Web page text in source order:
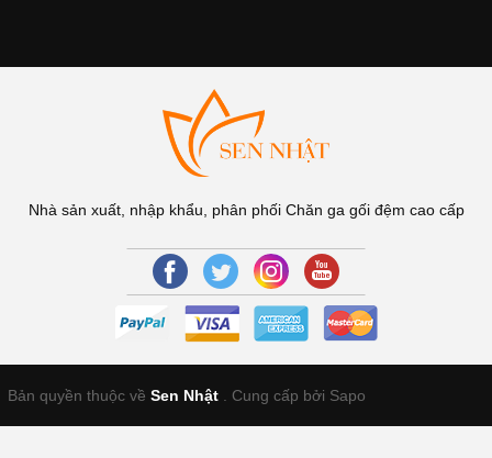
Nhà sản xuất, nhập khẩu, phân phối Chăn ga gối đệm cao cấp
Bản quyền thuộc về Sen Nhật Cung cấp bởi Sapo